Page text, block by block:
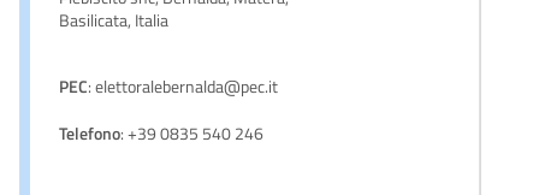
Basilicata, Italia
PEC: elettoralebernalda@pec.it
Telefono: +39 0835 540 246